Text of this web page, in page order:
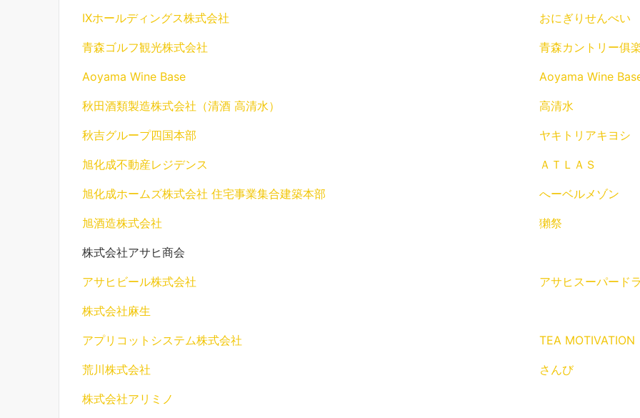
IXホールディングス株式会社 おにぎりせんべい
青森ゴルフ観光株式会社 青森カントリー俱
Aoyama Wine Base Aoyama Wine
秋田酒類製造株式会社（清酒 高清水） 高清水
秋吉グループ四国本部 ヤキトリアキヨシ
旭化成不動産レジデンス ＡＴＬＡＳ
旭化成ホームズ株式会社 住宅事業集合建築本部 へーベルメゾン
旭酒造株式会社 獺祭
株式会社アサヒ商会
アサヒビール株式会社 アサヒスーパード
株式会社麻生
アプリコットシステム株式会社 TEA MOTIVATION
荒川株式会社 さんび
株式会社アリミノ